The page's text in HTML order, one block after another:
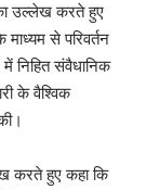
का उल्लेख करते हुए
से परिवर्तन
में निहित संवैधानिक
के वैश्विक
करते हुए कहा कि